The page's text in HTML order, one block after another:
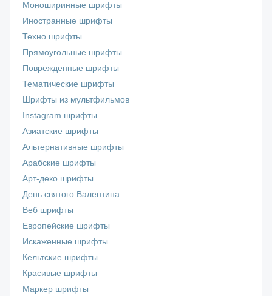
Моноширинные шрифты
Иностранные шрифты
Техно шрифты
Прямоугольные шрифты
Поврежденные шрифты
Тематические шрифты
Шрифты из мультфильмов
Instagram шрифты
Азиатские шрифты
Альтернативные шрифты
Арабские шрифты
Арт-деко шрифты
День святого Валентина
Веб шрифты
Европейские шрифты
Искаженные шрифты
Кельтские шрифты
Красивые шрифты
Маркер шрифты